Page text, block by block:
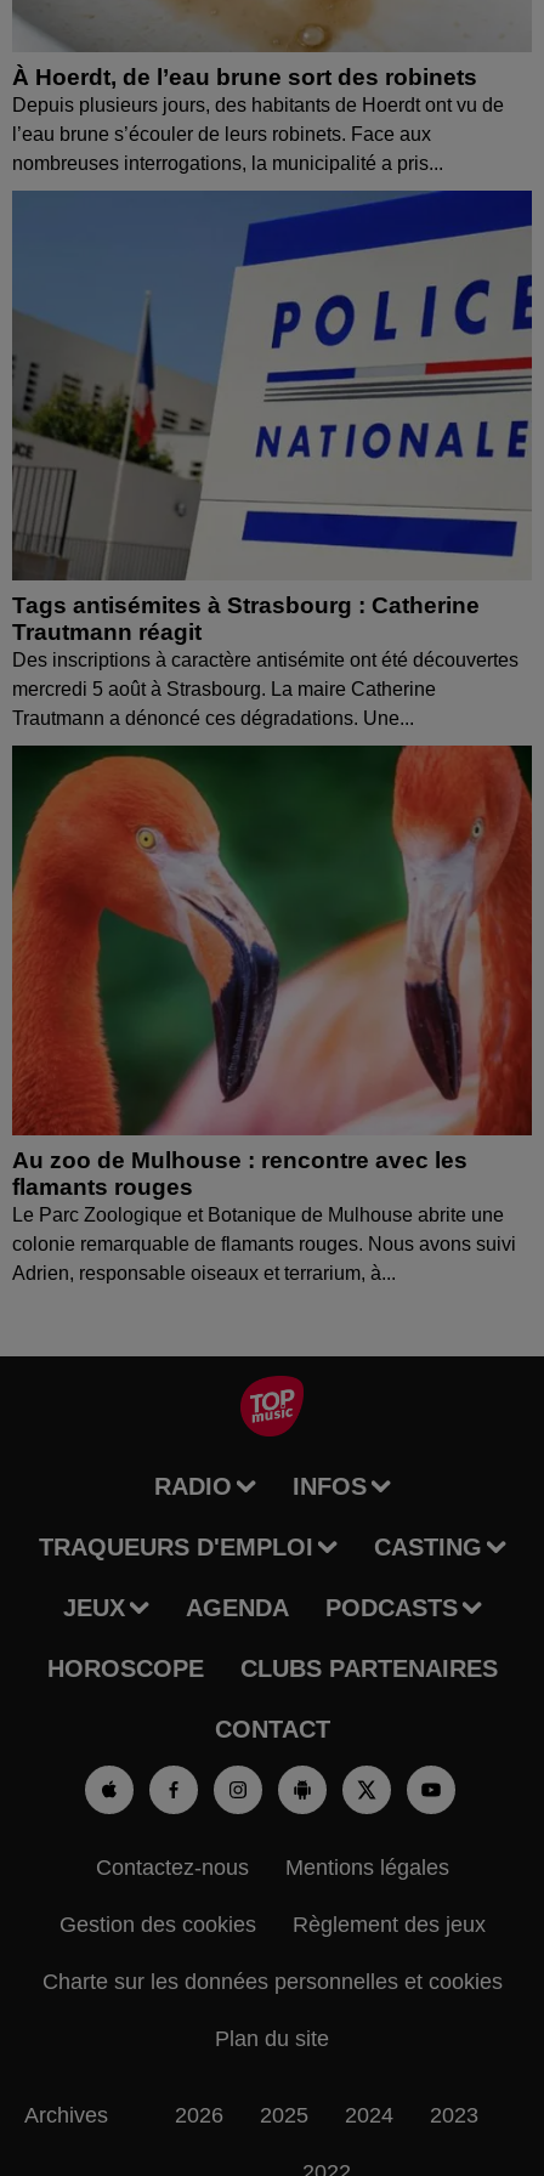
À Hoerdt, de l’eau brune sort des robinets
Depuis plusieurs jours, des habitants de Hoerdt ont vu de
l’eau brune s’écouler de leurs robinets. Face aux
nombreuses interrogations, la municipalité a pris...
Tags antisémites à Strasbourg : Catherine
Trautmann réagit
Des inscriptions à caractère antisémite ont été découvertes
mercredi 5 août à Strasbourg. La maire Catherine
Trautmann a dénoncé ces dégradations. Une...
Au zoo de Mulhouse : rencontre avec les
flamants rouges
Le Parc Zoologique et Botanique de Mulhouse abrite une
colonie remarquable de flamants rouges. Nous avons suivi
Adrien, responsable oiseaux et terrarium, à...
RADIO INFOS
TRAQUEURS D'EMPLOI CASTING
JEUX AGENDA PODCASTS
HOROSCOPE CLUBS PARTENAIRES
CONTACT
Contactez-nous Mentions légales
Gestion des cookies Règlement des jeux
Charte sur les données personnelles et cookies
Plan du site
Archives 2026 2025 2024 2023